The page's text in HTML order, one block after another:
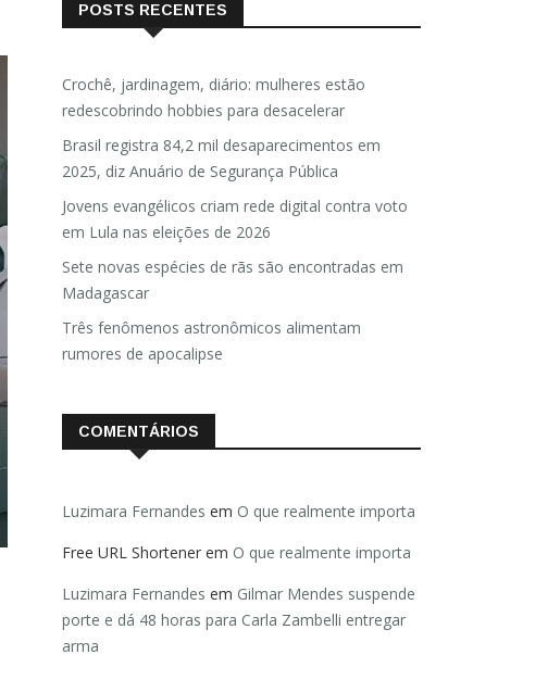
POSTS RECENTES
Crochê, jardinagem, diário: mulheres estão
redescobrindo hobbies para desacelerar
Brasil registra 84,2 mil desaparecimentos em
2025, diz Anuário de Segurança Pública
Jovens evangélicos criam rede digital contra voto
em Lula nas eleições de 2026
Sete novas espécies de rãs são encontradas em
Madagascar
Três fenômenos astronômicos alimentam
rumores de apocalipse
COMENTÁRIOS
Luzimara Fernandes em O que realmente importa
Free URL Shortener em O que realmente importa
Luzimara Fernandes em Gilmar Mendes suspende
porte e dá 48 horas para Carla Zambelli entregar
arma